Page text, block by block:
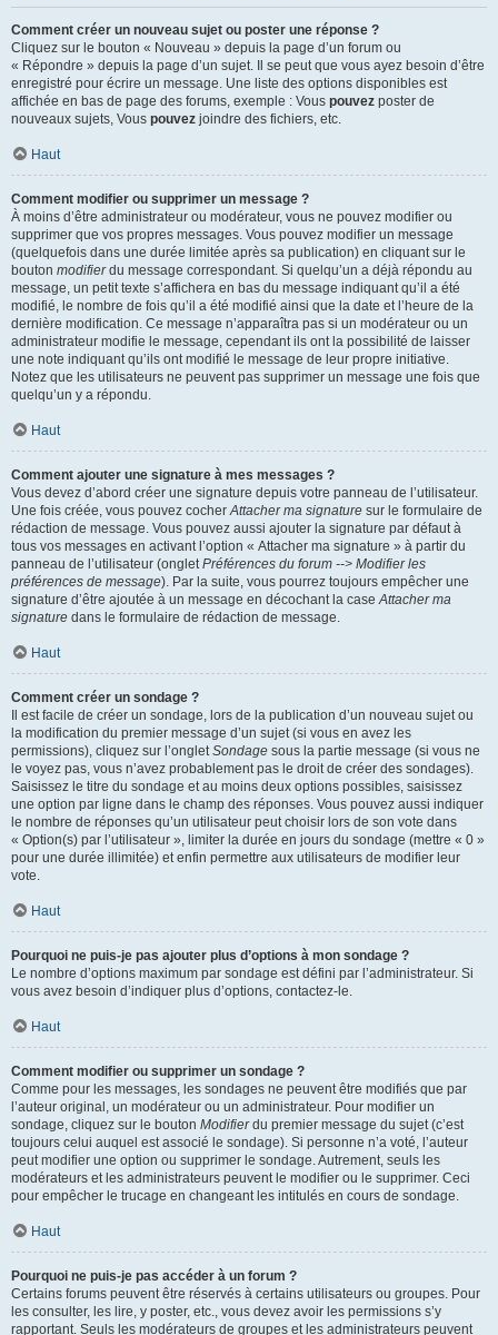
Comment créer un nouveau sujet ou poster une réponse ?
Cliquez sur le bouton « Nouveau » depuis la page d’un forum ou
« Répondre » depuis la page d’un sujet. Il se peut que vous ayez besoin d’être
enregistré pour écrire un message. Une liste des options disponibles est
affichée en bas de page des forums, exemple : Vous pouvez poster de
nouveaux sujets, Vous pouvez joindre des fichiers, etc.
Haut
Comment modifier ou supprimer un message ?
À moins d’être administrateur ou modérateur, vous ne pouvez modifier ou
supprimer que vos propres messages. Vous pouvez modifier un message
(quelquefois dans une durée limitée après sa publication) en cliquant sur le
bouton modifierdu message correspondant. Si quelqu’un a déjà répondu au
message, un petit texte s’affichera en bas du message indiquant qu’il a été
modifié, le nombre de fois qu’il a été modifié ainsi que la date et l’heure de la
dernière modification. Ce message n’apparaîtra pas si un modérateur ou un
administrateur modifie le message, cependant ils ont la possibilité de laisser
une note indiquant qu’ils ont modifié le message de leur propre initiative.
Notez que les utilisateurs ne peuvent pas supprimer un message une fois que
quelqu’un y a répondu.
Haut
Comment ajouter une signature à mes messages ?
Vous devez d’abord créer une signature depuis votre panneau de l’utilisateur.
Une fois créée, vous pouvez cocherAttacher ma signature sur le formulaire de
rédaction de message. Vous pouvez aussi ajouter la signature par défaut à
tous vos messages en activant l’option « Attacher ma signature » à partir du
panneau de l’utilisateur (ongletPréférences du forum --> Modifier les
préférences de message). Par la suite, vous pourrez toujours empêcher une
signature d’être ajoutée à un message en décochant la caseAttacher ma
signature dans le formulaire de rédaction de message.
Haut
Comment créer un sondage ?
Il est facile de créer un sondage, lors de la publication d’un nouveau sujet ou
la modification du premier message d’un sujet (si vous en avez les
permissions), cliquez sur l’ongletSondage sous la partie message (si vous ne
le voyez pas, vous n’avez probablement pas le droit de créer des sondages).
Saisissez le titre du sondage et au moins deux options possibles, saisissez
une option par ligne dans le champ des réponses. Vous pouvez aussi indiquer
le nombre de réponses qu’un utilisateur peut choisir lors de son vote dans
« Option(s) par l’utilisateur », limiter la durée en jours du sondage (mettre « 0 »
pour une durée illimitée) et enfin permettre aux utilisateurs de modifier leur
vote.
Haut
Pourquoi ne puis-je pas ajouter plus d’options à mon sondage ?
Le nombre d’options maximum par sondage est défini par l’administrateur. Si
vous avez besoin d’indiquer plus d’options, contactez-le.
Haut
Comment modifier ou supprimer un sondage ?
Comme pour les messages, les sondages ne peuvent être modifiés que par
l’auteur original, un modérateur ou un administrateur. Pour modifier un
sondage, cliquez sur le bouton Modifierdu premier message du sujet (c’est
toujours celui auquel est associé le sondage). Si personne n’a voté, l’auteur
peut modifier une option ou supprimer le sondage. Autrement, seuls les
modérateurs et les administrateurs peuvent le modifier ou le supprimer. Ceci
pour empêcher le trucage en changeant les intitulés en cours de sondage.
Haut
Pourquoi ne puis-je pas accéder à un forum ?
Certains forums peuvent être réservés à certains utilisateurs ou groupes. Pour
les consulter, les lire, y poster, etc., vous devez avoir les permissions s’y
rapportant. Seuls les modérateurs de groupes et les administrateurs peuvent